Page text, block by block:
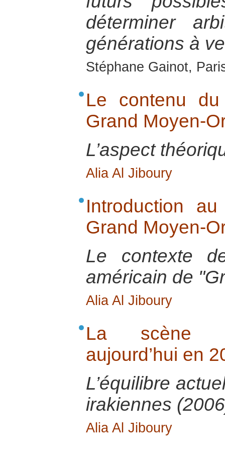
déterminer
générations à
Stéphane Gainot,
Le contenu
Grand Moyen-
L’aspect
Alia Al Jiboury
Introduction
Grand Moyen-
Le contexte
américain de
Alia Al Jiboury
La scène
aujourd’hui en
L’équilibre
irakiennes
Alia Al Jiboury